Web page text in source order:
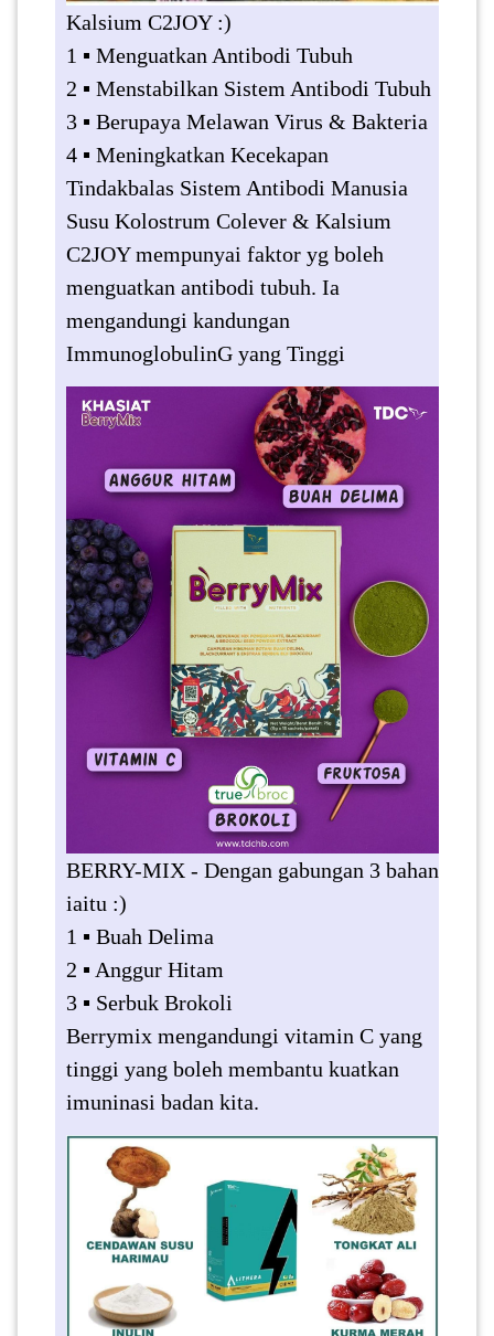
Kalsium C2JOY :)
1 ▪️ Menguatkan Antibodi Tubuh
2 ▪️ Menstabilkan Sistem Antibodi Tubuh
3 ▪️ Berupaya Melawan Virus & Bakteria
4 ▪️ Meningkatkan Kecekapan
Tindakbalas Sistem Antibodi Manusia
Susu Kolostrum Colever & Kalsium
C2JOY mempunyai faktor yg boleh
menguatkan antibodi tubuh. Ia
mengandungi kandungan
ImmunoglobulinG yang Tinggi
BERRY-MIX - Dengan gabungan 3 bahan
iaitu :)
1 ▪️ Buah Delima
2 ▪️ Anggur Hitam
3 ▪️ Serbuk Brokoli
Berrymix mengandungi vitamin C yang
tinggi yang boleh membantu kuatkan
imuninasi badan kita.
LUMPUR(16)
PUTRAJAYA(9)
LABUAN(2)
INDONESIA(1)
SINGAPORE(0)